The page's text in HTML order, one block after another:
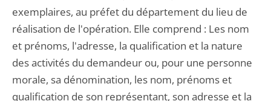
exemplaires, au préfet du département du lieu de
réalisation de l'opération. Elle comprend : Les nom
et prénoms, l'adresse, la qualification et la nature
des activités du demandeur ou, pour une personne
morale, sa dénomination, les nom, prénoms et
qualification de son représentant, son adresse et la